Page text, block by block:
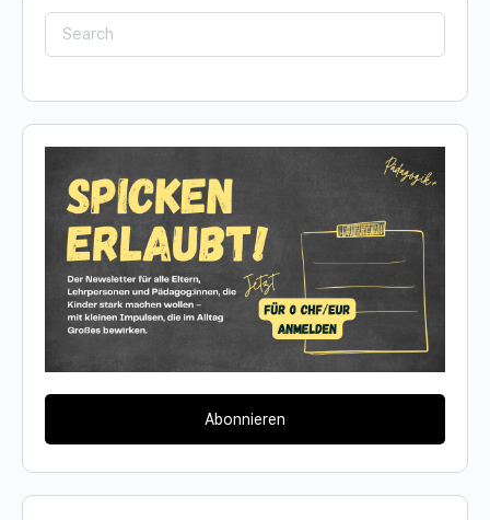
Search
for:
Abonnieren